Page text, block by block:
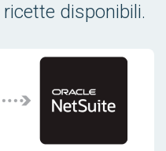
disponibili.